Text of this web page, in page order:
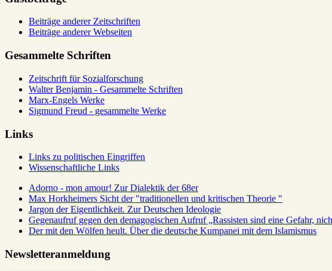
Beiträge anderer Zeitschriften
Beiträge anderer Webseiten
Gesammelte Schriften
Zeitschrift für Sozialforschung
Walter Benjamin - Gesammelte Schriften
Marx-Engels Werke
Sigmund Freud - gesammelte Werke
Links
Links zu politischen Eingriffen
Wissenschaftliche Links
Adorno - mon amour! Zur Dialektik der 68er
Max Horkheimers Sicht der "traditionellen und kritischen Theorie "
Jargon der Eigentlichkeit. Zur Deutschen Ideologie
Gegenaufruf gegen den demagogischen Aufruf „Rassisten sind eine Gefahr,
Der mit den Wölfen heult. Über die deutsche Kumpanei mit dem Islamismus
Newsletteranmeldung